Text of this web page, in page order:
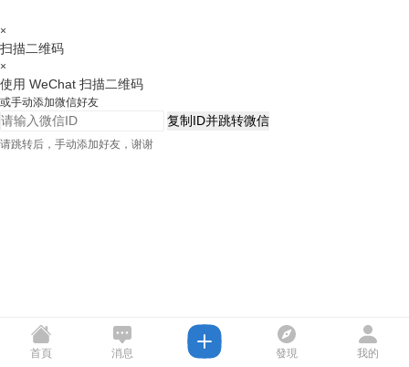
×
扫描二维码
×
使用 WeChat 扫描二维码
或手动添加微信好友
复制ID并跳转微信
请跳转后，手动添加好友，谢谢
首頁 消息 發現 我的